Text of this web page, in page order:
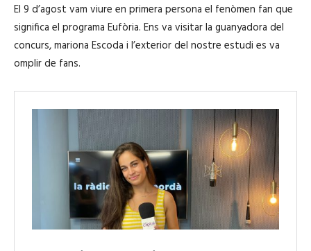
El 9 d’agost vam viure en primera persona el fenòmen fan que
significa el programa Eufòria. Ens va visitar la guanyadora del
concurs, mariona Escoda i l’exterior del nostre estudi es va
omplir de fans.